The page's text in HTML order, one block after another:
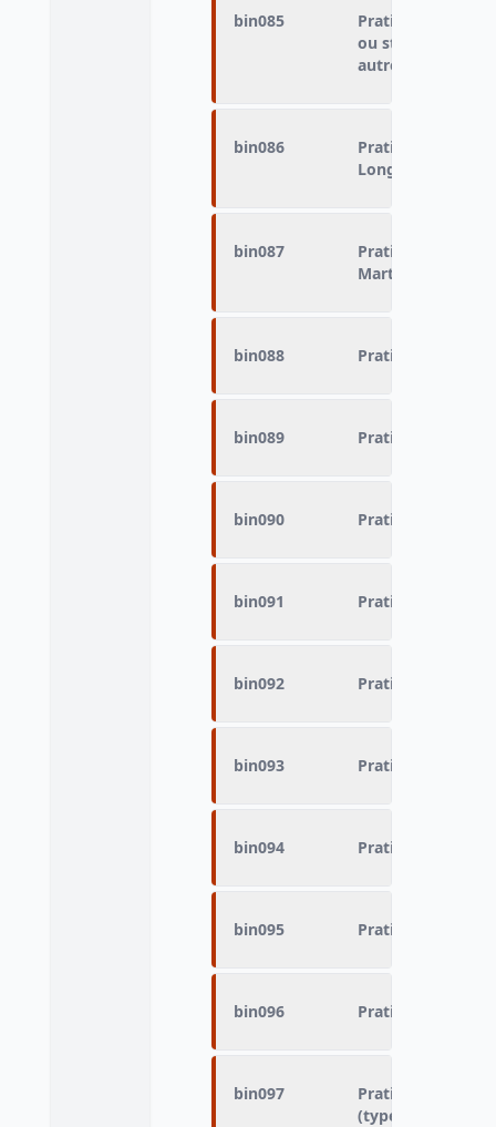
bin085
Pratique du
ou stade (fond,
autres.)
bin086
Pratique du
Longueur,
bin087
Pratique du sport
Marteau, Javelot)
bin088 Pratique du
bin089 Pratique du
bin090 Pratique du
bin091 Pratique du
bin092 Pratique du sport
bin093 Pratique du
bin094 Pratique du
bin095 Pratique du
bin096 Pratique du
bin097
Pratique du
(type Beach